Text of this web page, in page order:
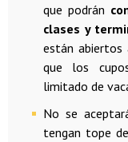
que podrán
clases y
están abiertos
que los
limitado de
No se
tengan tope